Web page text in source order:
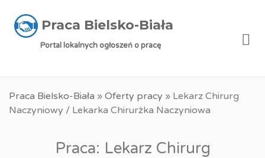
Praca Bielsko-Biała
Portal lokalnych ogłoszeń o pracę
Praca Bielsko-Biała » Oferty pracy » Lekarz Chirurg
Naczyniowy / Lekarka Chirurżka Naczyniowa
Praca: Lekarz Chirurg